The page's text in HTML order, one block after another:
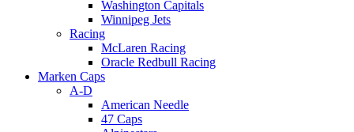
Washington Capitals
Winnipeg Jets
Racing
McLaren Racing
Oracle Redbull Racing
Marken Caps
A-D
American Needle
47 Caps